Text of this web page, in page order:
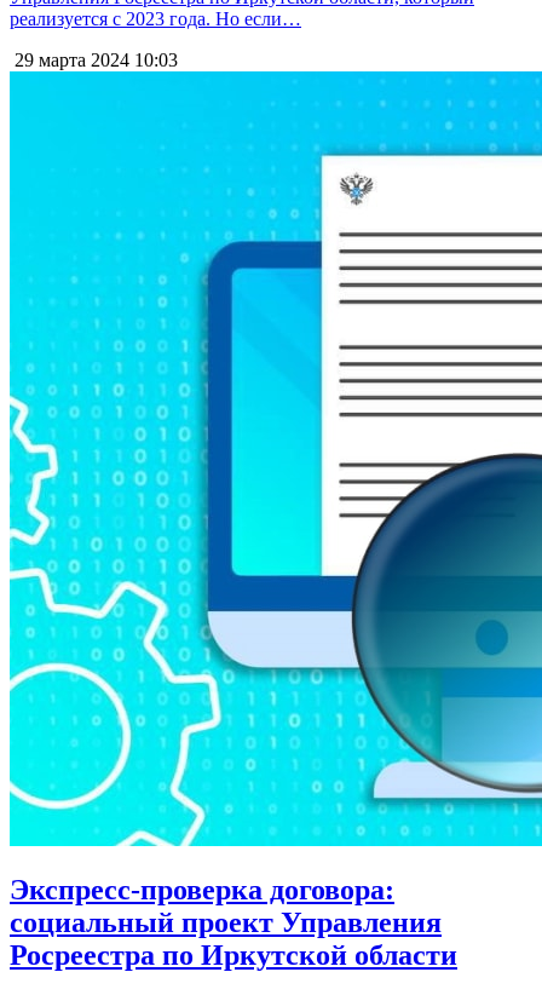
реализуется с 2023 года. Но если…
29 марта 2024 10:03
Экспресс-проверка договора:
социальный проект Управления
Росреестра по Иркутской области